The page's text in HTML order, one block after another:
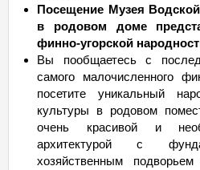
Посещение Музея
в родовом доме
финно-угорской
Вы пообщаетесь с
самого малочисленного
посетите уникальный
культуры в родовом
очень красивой и
архитектурой с
хозяйственным